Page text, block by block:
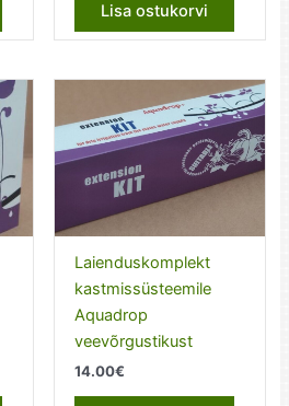
Lisa ostukorvi
Laienduskomplekt
kastmissüsteemile
Aquadrop
veevõrgustikust
14.00€